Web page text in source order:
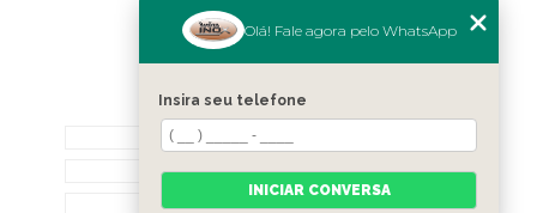
(11) 98189-1344
MENU
HOME
QUEM SOMOS
CONTATO
Olá! Fale agora pelo WhatsApp
Insira seu telefone
INICIAR CONVERSA